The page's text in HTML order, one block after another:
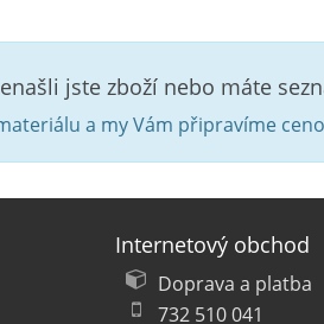
jste zboží nebo máte
a my Vám připravíme
Internetový obchod
Doprava a platba
732 510 041